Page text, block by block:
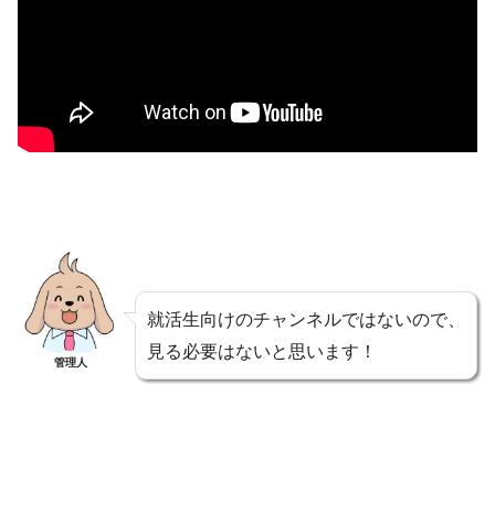
管理人
就活生向けのチャンネルではないので、
見る必要はないと思います！